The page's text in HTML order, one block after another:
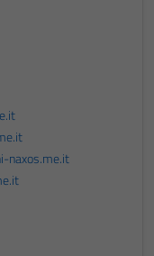
naxos.me.it